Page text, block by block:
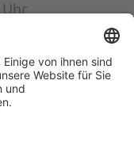
der
Uhr